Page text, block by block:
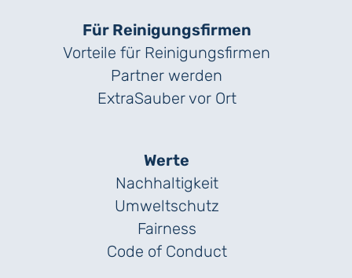
Für Reinigungs­firmen
Vorteile für Reinigungs­firmen
Partner werden
ExtraSauber vor Ort
Werte
Nachhaltigkeit
Umweltschutz
Fairness
Code of Conduct